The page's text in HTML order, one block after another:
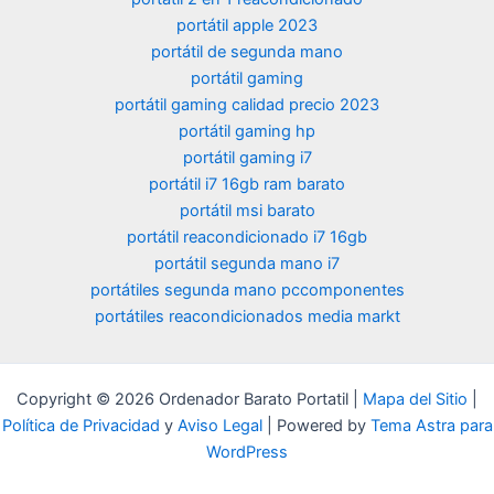
LAN/Oficina/E
portátil apple 2023
portátil de segunda mano
portátil gaming
portátil gaming calidad precio 2023
portátil gaming hp
portátil gaming i7
portátil i7 16gb ram barato
portátil msi barato
portátil reacondicionado i7 16gb
portátil segunda mano i7
portátiles segunda mano pccomponentes
portátiles reacondicionados media markt
Copyright © 2026 Ordenador Barato Portatil | Mapa del Sitio
Política de Privacidad y Aviso Legal| Powered by Tema Astra para
WordPress